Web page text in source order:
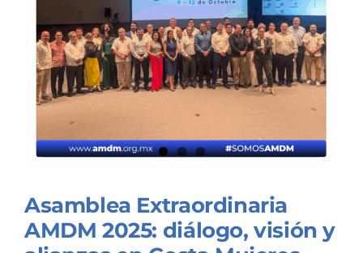
TALLERES
BLOG
Asamblea Extraordinaria
AMDM 2025: diálogo, visión y